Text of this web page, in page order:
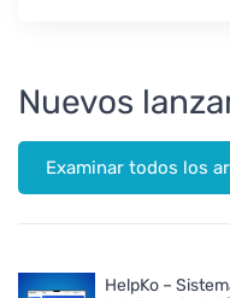
Nuevos
Examinar todos los
HelpKo –